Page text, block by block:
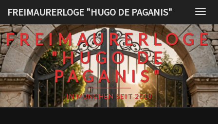
content
FREIMAURERLOGE "HUGO DE PAGANIS"
FREIMAURERLOGE
"HUGO DE
PAGANIS"
IN MÜNCHEN SEIT 2018